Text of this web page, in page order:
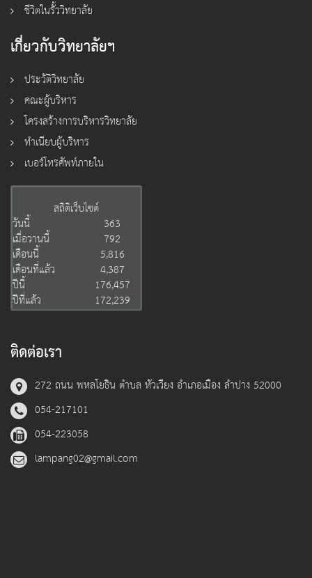
ชีวิตในรั้ววิทยาลัย
เกี่ยวกับวิทยาลัยฯ
ประวัติวิทยาลัย
คณะผู้บริหาร
โครงสร้างการบริหารวิทยาลัย
ทำเนียบผู้บริหาร
เบอร์โทรศัพท์ภายใน
สถิติเว็บไซต์
วันนี้
363
เมื่อวานนี้
792
เดือนนี้
5,816
เดือนที่แล้ว
4,387
ปีนี้
176,457
ปีที่แล้ว
172,239
ติดต่อเรา
272 ถนน พหลโยธิน ตำบล หัวเวียง อำเภอเมือง ลำปาง 52000
054-217101
054-223058
lampang02@gmail.com